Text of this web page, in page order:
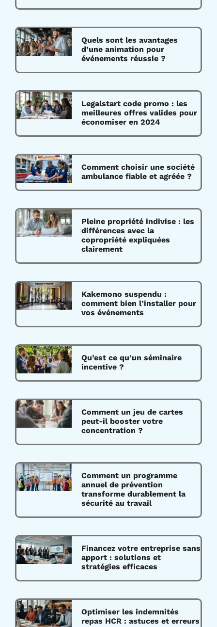
Quels sont les avantages
d’une animation pour
événements réussie ?
Legalstart code promo : les
meilleures offres valides pour
économiser en 2024
Comment choisir une société
ambulance fiable et agréée ?
Pleine propriété indivise : les
différences avec la
copropriété expliquées
clairement
Kakemono suspendu :
comment bien l’installer pour
vos événements
Qu’est ce qu’un séminaire
incentive ?
Comment un jeu de cartes
peut-il booster votre
concentration ?
Comment un programme
annuel de prévention
transforme durablement la
sécurité au travail
Financez votre entreprise sans
apport : solutions et
stratégies efficaces
Optimiser les indemnités
repas HCR : astuces et erreurs